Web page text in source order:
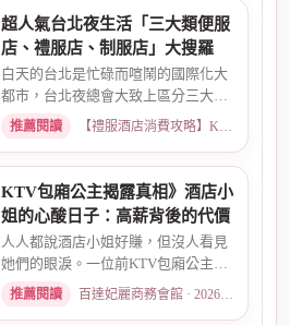
超人氣台北夜生活「三大類便服
店、禮服店、制服店」大搜羅
白天的台北是忙碌而喧鬧的國際化大
都市，台北夜總會大致上區分三大類
便服店、禮服店、制服店好玩...
推薦閱讀 【禮服酒店消費攻略】KTV喝酒娛樂、價格試算 · 2026-03-30
KTV包廂公主揭露真相》酒店小
姐的心酸日子：高薪背後的代價
人人都說酒店小姐好賺，但沒人看見
她們的眼淚。一位前KTV包廂公主首
度自曝，從入行初衷、被客人...
推薦閱讀 百達妃麗商務會館 · 2026-05-10